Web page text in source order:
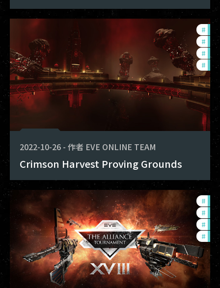
#
#
#
#
2022-10-26 - 作者 EVE ONLINE TEAM
Crimson Harvest Proving Grounds
#
# pvp
#
#